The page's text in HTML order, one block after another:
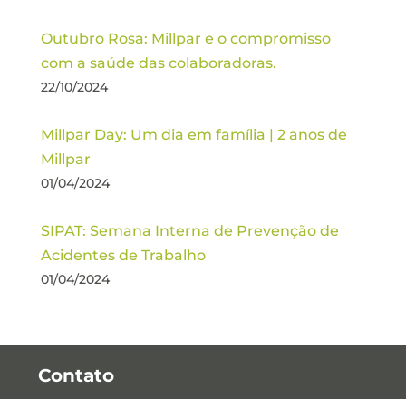
Outubro Rosa: Millpar e o compromisso
com a saúde das colaboradoras.
22/10/2024
Millpar Day: Um dia em família | 2 anos de
Millpar
01/04/2024
SIPAT: Semana Interna de Prevenção de
Acidentes de Trabalho
01/04/2024
Contato